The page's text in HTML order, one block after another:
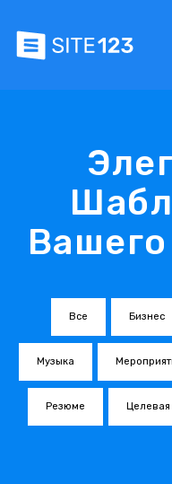
Все Бизнес
Музыка
Резюме Целевая